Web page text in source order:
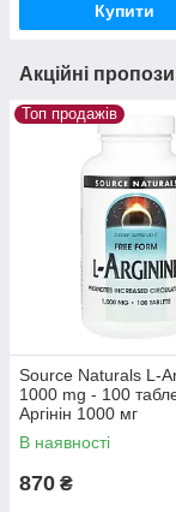
Купити
Акційні
Топ продажів
Source Naturals L-
1000 mg - 100
Аргінін 1000 мг
В наявності
870 ₴